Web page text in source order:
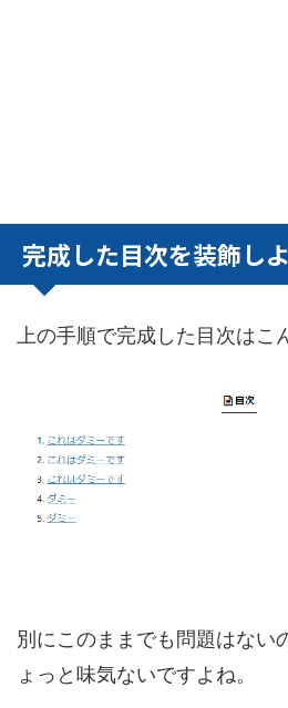
完成した目次を装飾し
上の手順で完成した目次はこ
別にこのままでも問題はない
ょっと味気ないですよね。